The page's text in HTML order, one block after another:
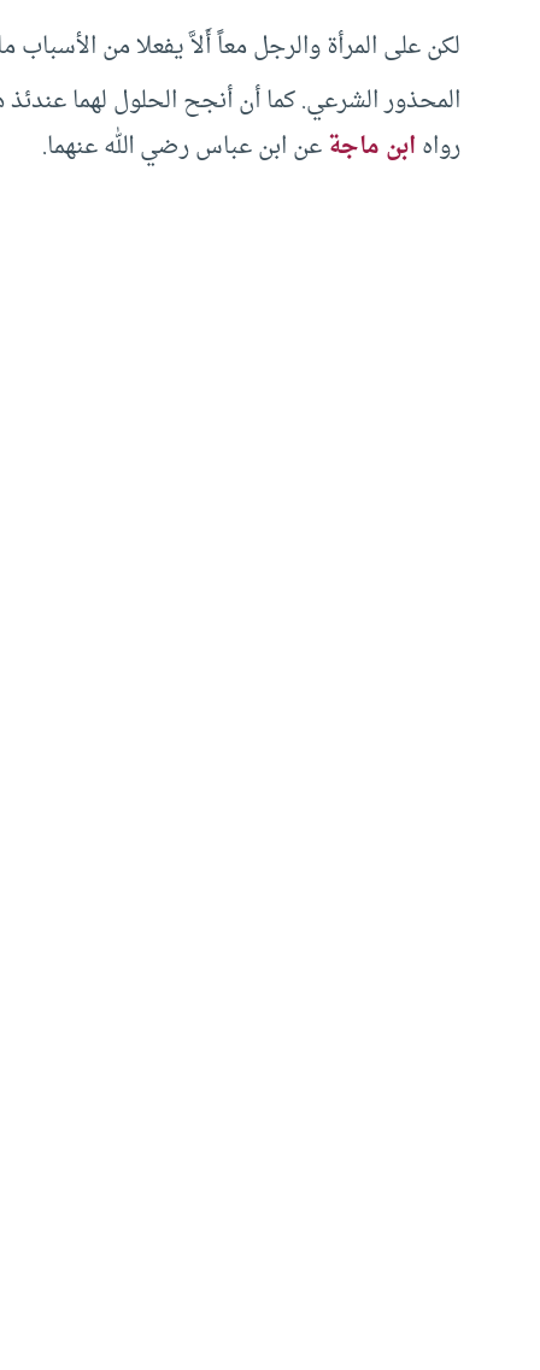
لكن على المرأة والرجل معاً أَلاَّ يفعلا من
المحذور الشرعي. كما أن أنجح الحلول لهما عندئذ
رواهابن ماجةعن ابن عباس رضي الله عنهما.